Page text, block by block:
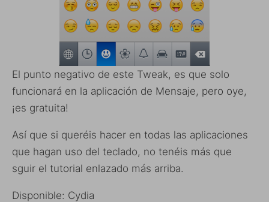
El punto negativo de este Tweak, es que solo
funcionará en la aplicación de Mensaje, pero oye,
¡es gratuita!
Así que si queréis hacer en todas las aplicaciones
que hagan uso del teclado, no tenéis más que
sguir el tutorial enlazado más arriba.
Disponible: Cydia